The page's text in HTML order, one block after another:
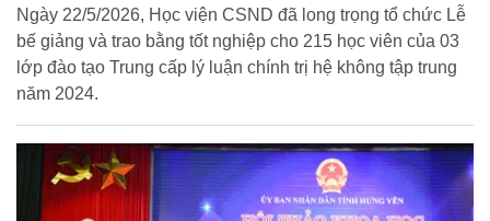
Ngày 22/5/2026, Học viện CSND đã long trọng tổ chức Lễ
bế giảng và trao bằng tốt nghiệp cho 215 học viên của 03
lớp đào tạo Trung cấp lý luận chính trị hệ không tập trung
năm 2024.